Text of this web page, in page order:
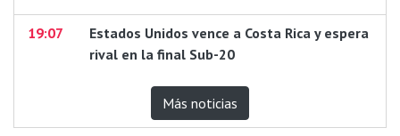
19:07
Estados Unidos vence a Costa Rica y espera
rival en la final Sub-20
Más noticias